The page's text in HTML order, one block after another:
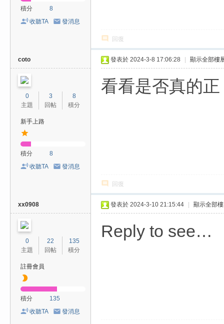
積分
8
收聽TA
發消息
回復
coto
0
主題
3
回帖
8
積分
新手上路
積分
8
收聽TA
發消息
發表於 2024-3-8 17:06:28 顯示全部樓
看看是否真的正
回復
xx0908
0
主題
22
回帖
135
積分
註冊會員
積分
135
收聽TA
發消息
發表於 2024-3-10 21:15:44 顯示全部
Reply to see…